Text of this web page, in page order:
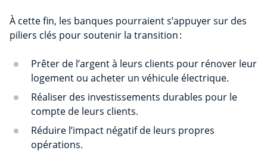
À cette fin, les banques pourraient s’appuyer sur des
piliers clés pour soutenir la transition :
Prêter de l’argent à leurs clients pour rénover leur
logement ou acheter un véhicule électrique.
Réaliser des investissements durables pour le
compte de leurs clients.
Réduire l’impact négatif de leurs propres
opérations.